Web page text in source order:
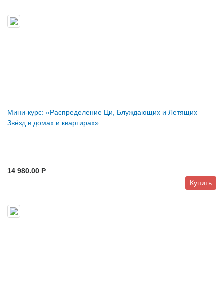
Мини-курс: «Распределение Ци, Блуждающих и Летящих
Звёзд в домах и квартирах».
14 980.00 P
Купить